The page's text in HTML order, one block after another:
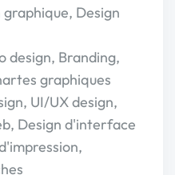
Design
design, Branding,
graphiques
UI/UX design,
Design d'interface